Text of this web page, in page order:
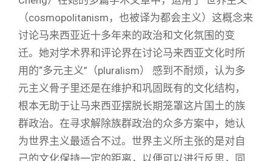
（cosmopolitanism，也被译为都会主义）这概念来
讨论马来西亚近十多年来的政治和文化氛围的变
迁。她对学术界和评论界在讨论马来西亚文化时所
用的“多元主义”（pluralism） 感到不耐烦，认为多
元主义骨子里还是在维护和巩固既有的文化结构，
根本无助于让马来西亚摆脱长期笼罩这片国土的族
群政治。在寻求解除族群政治的众多方案中，她认
为世界主义最适合不过。世界主义所主张的是对自
己的文化保持一定的距离，以便可以进行反思，同